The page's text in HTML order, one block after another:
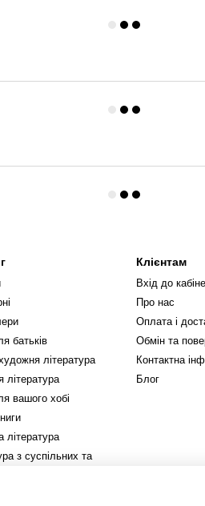
батьків
література
література
вашого хобі
література
з суспільних та
наук
Клієнтам
Вхід до
Про нас
Оплата і
Обмін та
Контактна
Блог